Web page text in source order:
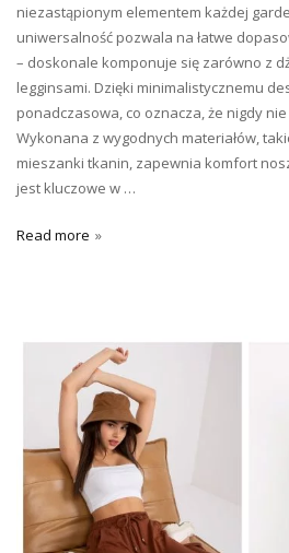
niezastąpionym elementem każdej
uniwersalność pozwala na łatwe
– doskonale komponuje się zarówno z
legginsami. Dzięki minimalistycznemu
ponadczasowa, co oznacza, że nigdy
Wykonana z wygodnych materiałów,
mieszanki tkanin, zapewnia komfort
jest kluczowe w …
Read more